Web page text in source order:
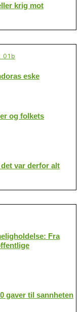
krig mot
eske
og folkets
var derfor alt
Fra
gaver til sannheten